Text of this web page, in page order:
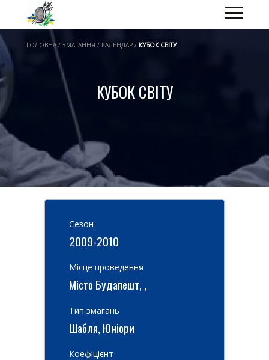
ГОЛОВНА / ЗМАГАННЯ / КАЛЕНДАР / КУБОК СВІТУ
КУБОК СВІТУ
Cезон
2009-2010
Місце проведення
Місто Будапешт, ,
Тип змагань
Шабля, Юніори
Коефіцієнт